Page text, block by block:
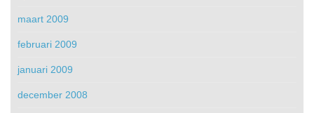
maart 2009
februari 2009
januari 2009
december 2008